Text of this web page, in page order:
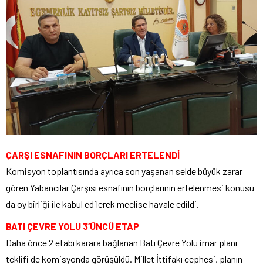
ÇARŞI ESNAFININ BORÇLARI ERTELENDİ
Komisyon toplantısında ayrıca son yaşanan selde büyük zarar
gören Yabancılar Çarşısı esnafının borçlarının ertelenmesi konusu
da oy birliği ile kabul edilerek meclise havale edildi.
BATI ÇEVRE YOLU 3’ÜNCÜ ETAP
Daha önce 2 etabı karara bağlanan Batı Çevre Yolu imar planı
teklifi de komisyonda görüşüldü. Millet İttifakı cephesi, planın